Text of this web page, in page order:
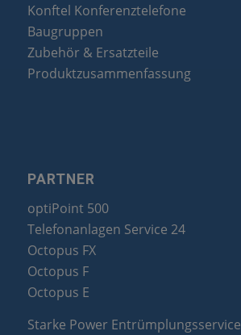
Konftel Konferenztelefone
Baugruppen
Zubehör & Ersatzteile
Produktzusammenfassung
PARTNER
optiPoint 500
Telefonanlagen Service 24
Octopus FX
Octopus F
Octopus E
Starke Power Entrümplungsservice